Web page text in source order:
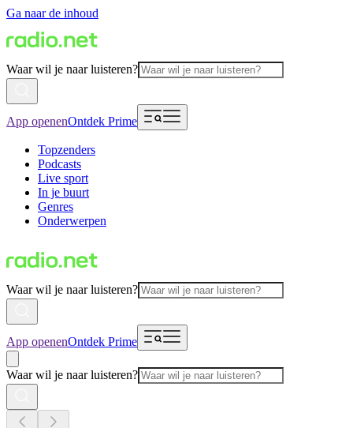
Ga naar de inhoud
Waar wil je naar luisteren?
App openenOntdek Prime
Topzenders
Podcasts
Live sport
In je buurt
Genres
Onderwerpen
Waar wil je naar luisteren?
App openenOntdek Prime
Waar wil je naar luisteren?